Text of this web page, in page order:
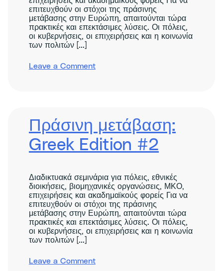
επιτευχθούν οι στόχοι της πράσινης
μετάβασης στην Ευρώπη, απαιτούνται τώρα
πρακτικές και επεκτάσιμες λύσεις. Οι πόλεις,
οι κυβερνήσεις, οι επιχειρήσεις και η κοινωνία
των πολιτών [...]
Leave a Commenton
Solutions
English
Edition
#1
Πράσινη μετάβαση:
Greek Edition #2
Διαδικτυακά σεμινάρια για πόλεις, εθνικές
διοικήσεις, βιομηχανικές οργανώσεις, ΜΚΟ,
επιχειρήσεις και ακαδημαϊκούς φορείς Για να
επιτευχθούν οι στόχοι της πράσινης
μετάβασης στην Ευρώπη, απαιτούνται τώρα
πρακτικές και επεκτάσιμες λύσεις. Οι πόλεις,
οι κυβερνήσεις, οι επιχειρήσεις και η κοινωνία
των πολιτών [...]
Leave a Commenton